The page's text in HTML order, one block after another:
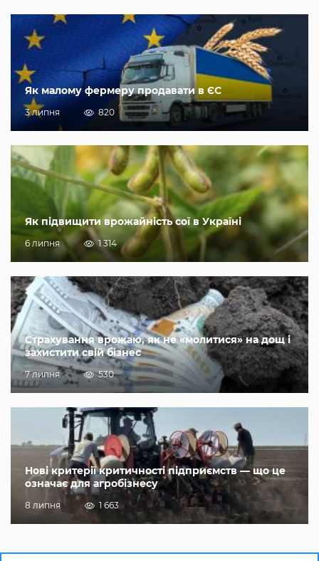
Як малому фермеру продавати в ЄС
3 липня 820
Як підвищити врожайність сої в Україні
6 липня 1 314
Страхування врожаю, як не «молитися» на дощ і
захистити свій бізнес
7 липня 530
Нові критерії критичності підприємств — що це
означає для агробізнесу
8 липня 1 663